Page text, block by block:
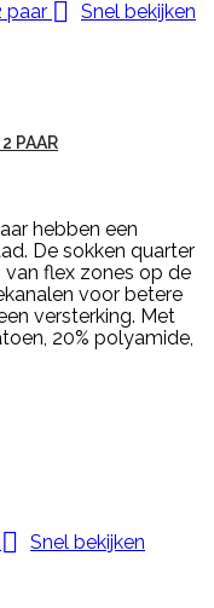

Snel bekijken
PAAR
hebben een
De sokken quarter
flex zones op de
voor betere
versterking. Met
20% polyamide,

Snel bekijken